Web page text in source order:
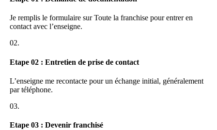
proposer une externalisation de la paie et des services associés avec
des services à forte valeur ajoutée.
Je remplis le formulaire sur Toute la franchise pour entrer en
contact avec l’enseigne.
02.
Etape 02 : Entretien de prise de contact
L’enseigne me recontacte pour un échange initial, généralement
par téléphone.
03.
Etape 03 : Devenir franchisé